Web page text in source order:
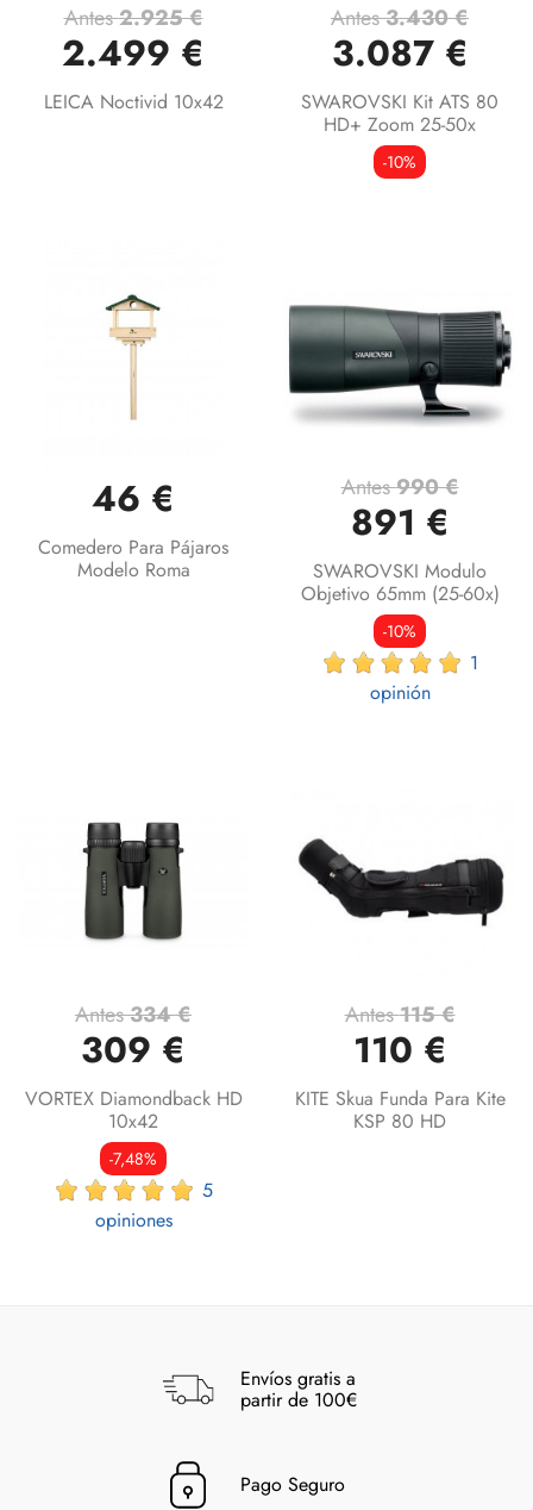
Antes2.925 €
2.499 €
LEICA Noctivid 10x42
Antes3.430 €
3.087 €
SWAROVSKI Kit ATS 80
HD+ Zoom 25-50x
-10%
46 €
Comedero Para Pájaros
Modelo Roma
Antes990 €
891 €
SWAROVSKI Modulo
Objetivo 65mm (25-60x)
-10%
1
opinión
Antes334 €
309 €
VORTEX Diamondback HD
10x42
-7,48%
5
opiniones
Antes115 €
110 €
KITE Skua Funda Para Kite
KSP 80 HD
Envíos gratis a
partir de 100€
Pago Seguro